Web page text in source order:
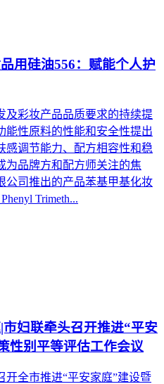
用硅油556：赋能个人护
及彩妆产品品质要求的持续提
能性原料的性能和安全性提出
感调节能力、配方相容性和稳
为品牌方和配方师关注的焦
公司推出的产品苯基甲基化妆
Trimeth...
妇联牵头召开推进“平安
性别平等评估工作会议
开全市推进“平安家庭”建设暨